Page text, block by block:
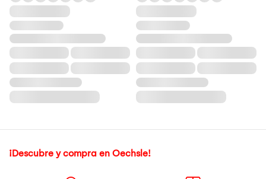
¡Descubre y compra en Oechsle!